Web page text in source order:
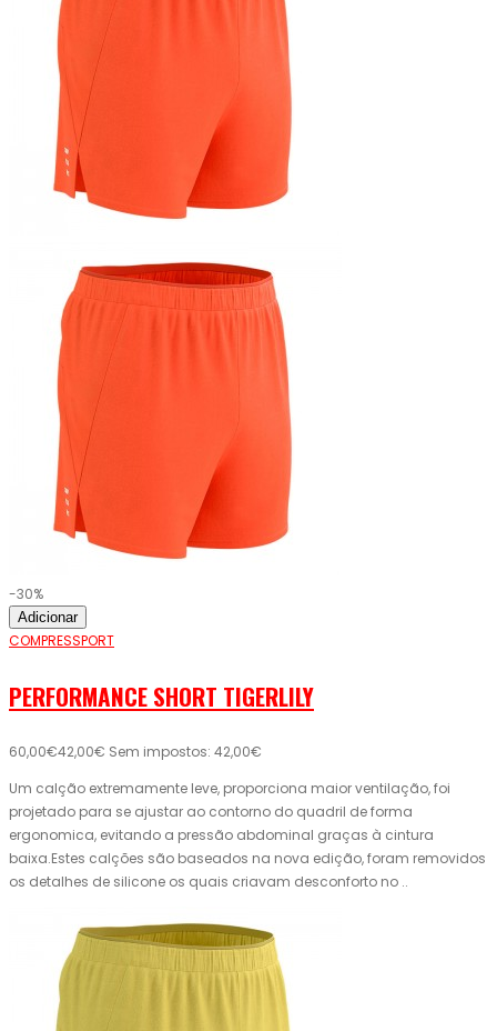
-30%
Adicionar
COMPRESSPORT
PERFORMANCE SHORT TIGERLILY
60,00€42,00€ Sem impostos: 42,00€
Um calção extremamente leve, proporciona maior ventilação, foi
projetado para se ajustar ao contorno do quadril de forma
ergonomica, evitando a pressão abdominal graças à cintura
baixa.Estes calções são baseados na nova edição, foram removidos
os detalhes de silicone os quais criavam desconforto no ..